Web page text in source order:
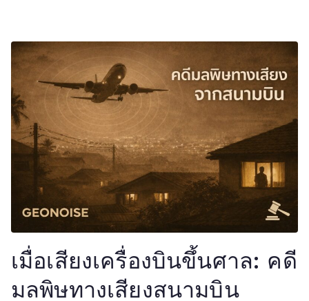
เมื่อเสียงเครื่องบินขึ้นศาล: คดี
มลพิษทางเสียงสนามบิน